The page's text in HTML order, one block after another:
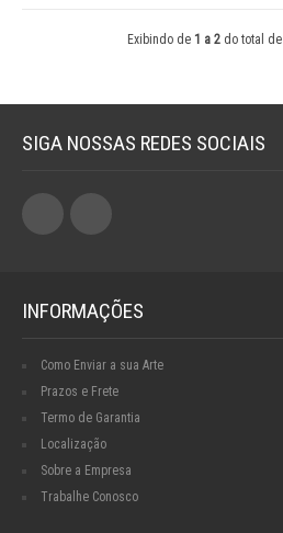
Exibindo de 1 a 2 do total de
SIGA NOSSAS REDES SOCIAIS
INFORMAÇÕES
Como Enviar a sua Arte
Prazos e Frete
Termo de Garantia
Localização
Sobre a Empresa
Trabalhe Conosco